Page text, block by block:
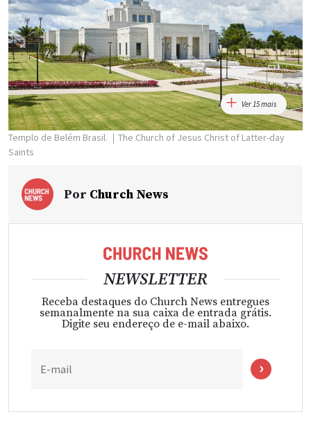
Ver 15 mais
Templo de Belém Brasil.
The Church of Jesus Christ of Latter-day
Saints
Por Church News
NEWSLETTER
Receba destaques do Church News entregues
semanalmente na sua caixa de entrada grátis.
Digite seu endereço de e-mail abaixo.
E-mail